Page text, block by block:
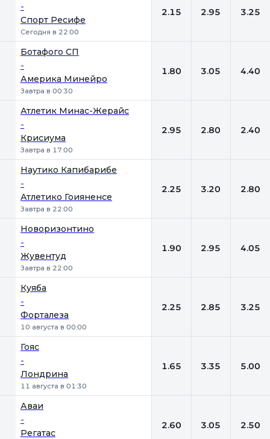
-
Спорт Ресифе
Сегодня в 22:00
2.15 2.95 3.25
Ботафого СП
-
Америка Минейро
Завтра в 00:30
1.80 3.05 4.40
Атлетик Минас-Жерайс
-
Крисиума
Завтра в 17:00
2.95 2.80 2.40
Наутико Капибарибе
-
Атлетико Гоияненсе
Завтра в 22:00
2.25 3.20 2.80
Новоризонтино
-
Жувентуд
Завтра в 22:00
1.90 2.95 4.05
Куяба
-
Форталеза
10 августа в 00:00
2.25 2.85 3.25
Гояс
-
Лондрина
11 августа в 01:30
1.65 3.35 5.00
Аваи
-
Регатас
2.60 3.05 2.50